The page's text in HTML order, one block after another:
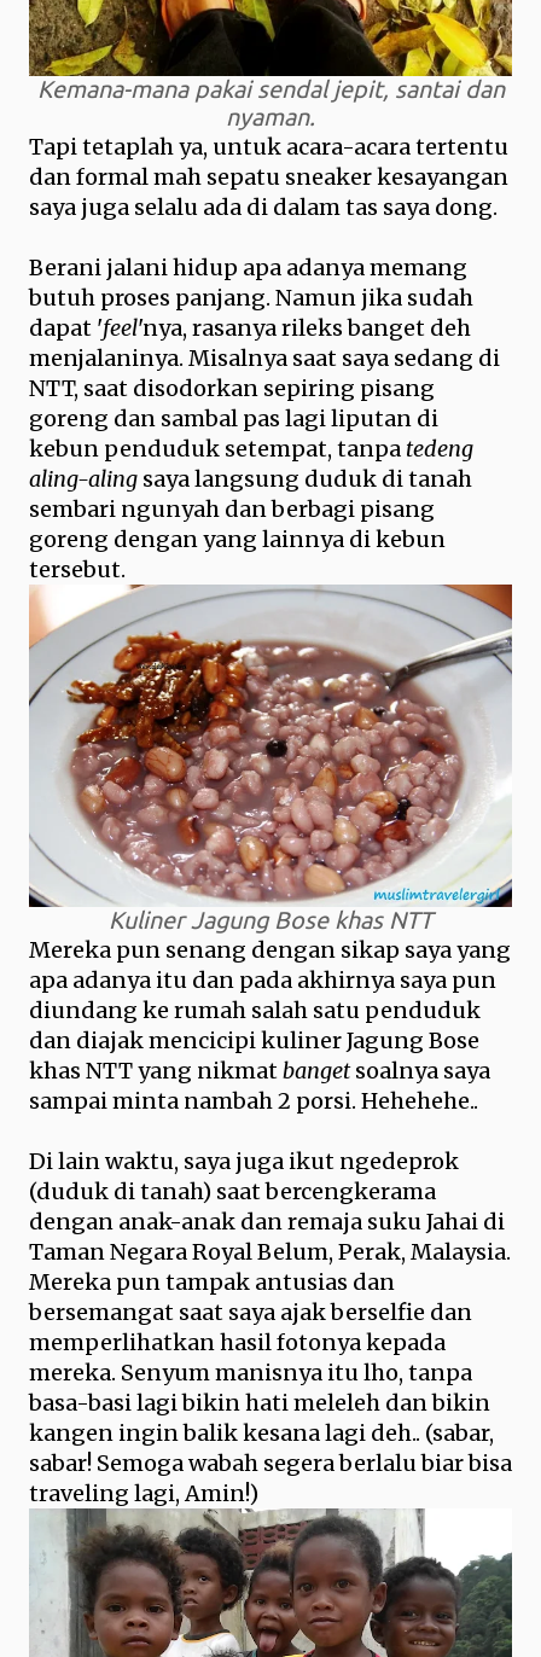
Kemana-mana pakai sendal jepit, santai dan
nyaman.
Tapi tetaplah ya, untuk acara-acara tertentu
dan formal mah sepatu sneaker kesayangan
saya juga selalu ada di dalam tas saya dong.
Berani jalani hidup apa adanya memang
butuh proses panjang. Namun jika sudah
dapat 'feel'nya, rasanya rileks banget deh
menjalaninya. Misalnya saat saya sedang di
NTT, saat disodorkan sepiring pisang
goreng dan sambal pas lagi liputan di
kebun penduduk setempat, tanpa tedeng
aling-aling saya langsung duduk di tanah
sembari ngunyah dan berbagi pisang
goreng dengan yang lainnya di kebun
tersebut.
Kuliner Jagung Bose khas NTT
Mereka pun senang dengan sikap saya yang
apa adanya itu dan pada akhirnya saya pun
diundang ke rumah salah satu penduduk
dan diajak mencicipi kuliner Jagung Bose
khas NTT yang nikmatbangetsoalnya saya
sampai minta nambah 2 porsi. Hehehehe..
Di lain waktu, saya juga ikut ngedeprok
(duduk di tanah) saat bercengkerama
dengan anak-anak dan remaja suku Jahai di
Taman Negara Royal Belum, Perak, Malaysia.
Mereka pun tampak antusias dan
bersemangat saat saya ajak berselfie dan
memperlihatkan hasil fotonya kepada
mereka. Senyum manisnya itu lho, tanpa
basa-basi lagi bikin hati meleleh dan bikin
kangen ingin balik kesana lagi deh.. (sabar,
sabar! Semoga wabah segera berlalu biar bisa
traveling lagi, Amin!)